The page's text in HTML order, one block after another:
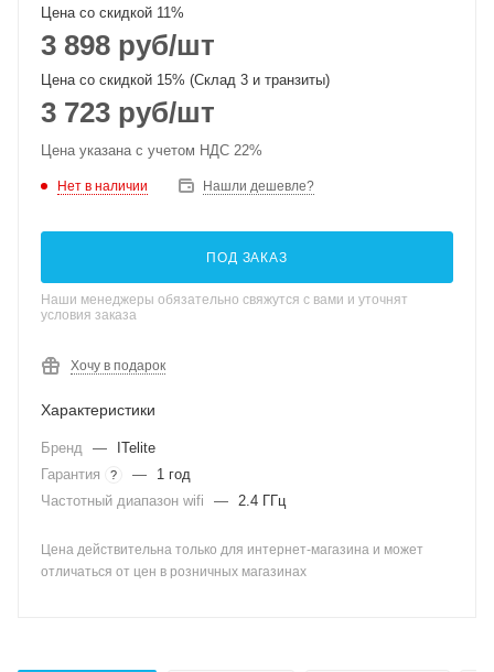
Цена со скидкой 11%
3 898 руб/шт
Цена со скидкой 15% (Склад 3 и транзиты)
3 723 руб/шт
Цена указана с учетом НДС 22%
Нет в наличии Нашли дешевле?
ПОД ЗАКАЗ
Наши менеджеры обязательно свяжутся с вами и уточнят
условия заказа
Хочу в подарок
Характеристики
Бренд —
ITelite
Гарантия
? —
1 год
Частотный диапазон wifi
— 2.4 ГГц
Цена действительна только для интернет-магазина и может
отличаться от цен в розничных магазинах